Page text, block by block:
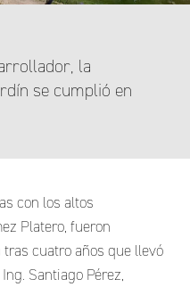
la
se cumplió en
con los altos
Platero, fueron
cuatro años que llevó
Santiago Pérez,